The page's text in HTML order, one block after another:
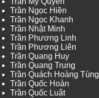
Trần Ngọc Hiền
Trần Ngọc Khanh
Trần Nhật Minh
Trần Phương Linh
Trần Phương Liên
Trần Quang Huy
Trần Quang Trung
Trần Quách Hoàng Tùng
Trần Quốc Hoàn
Trần Quốc Luật